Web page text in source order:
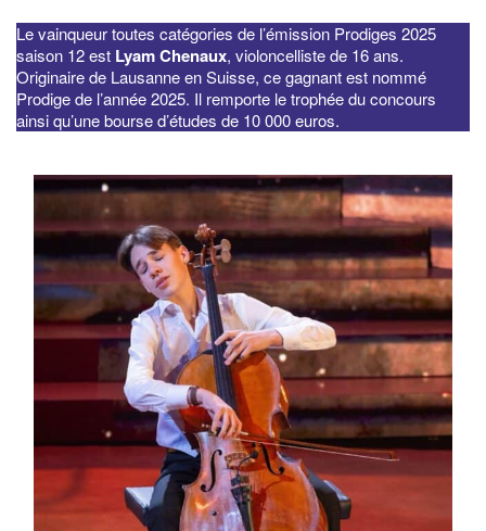
Le vainqueur toutes catégories de l’émission Prodiges 2025
saison 12 est Lyam Chenaux, violoncelliste de 16 ans.
Originaire de Lausanne en Suisse, ce gagnant est nommé
Prodige de l’année 2025. Il remporte le trophée du concours
ainsi qu’une bourse d’études de 10 000 euros.